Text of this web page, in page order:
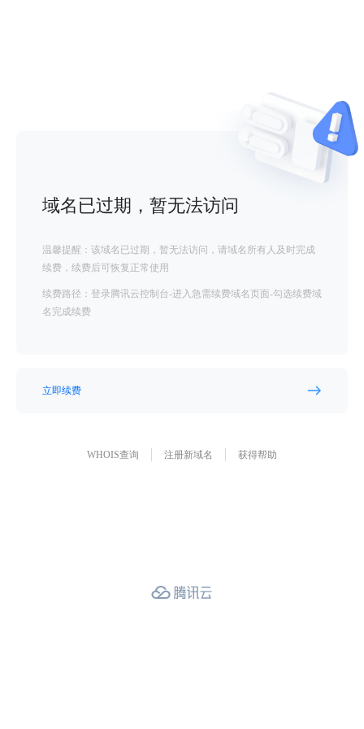
域名已过期，暂无法访问
温馨提醒：该域名已过期，暂无法访问，请域名所有人及时完成
续费，续费后可恢复正常使用
续费路径：登录腾讯云控制台-进入急需续费域名页面-勾选续费域
名完成续费
立即续费
WHOIS查询 注册新域名 获得帮助